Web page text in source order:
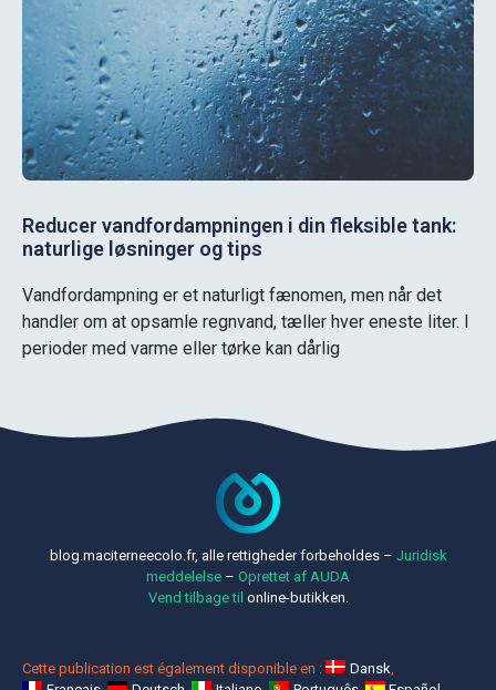
Reducer vandfordampningen i din fleksible tank:
naturlige løsninger og tips
Vandfordampning er et naturligt fænomen, men når det
handler om at opsamle regnvand, tæller hver eneste liter. I
perioder med varme eller tørke kan dårlig
blog.maciterneecolo.fr, alle rettigheder forbeholdes – Juridisk
meddelelse – Oprettet af AUDA
Vend tilbage til online-butikken.
Cette publication est également disponible en :
Dansk